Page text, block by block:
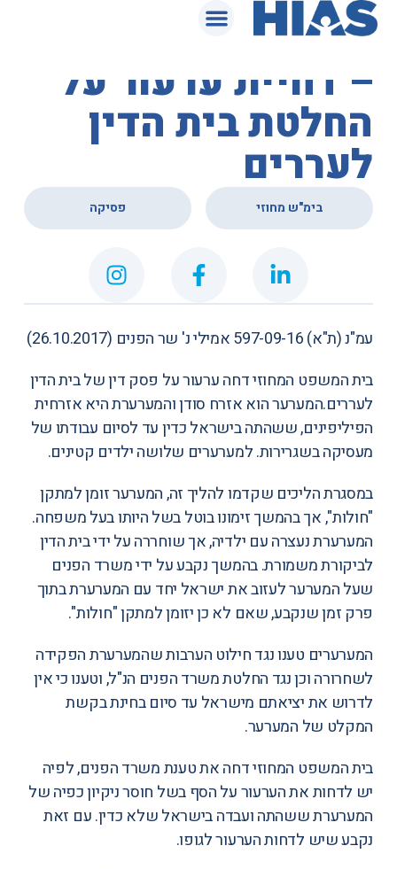
המאגר המשפטי
בית המשפט המחוזי
– דחיית ערעור על
החלטת בית הדין
לעררים
בימ"ש מחוזי פסיקה
עמ"נ (ת"א) 597-09-16 אמילי נ' שר הפנים (26.10.2017)
בית המשפט המחוזי דחה ערעור על פסק דין של בית הדין
לעררים.המערער הוא אזרח סודן והמערערת היא אזרחית
הפיליפינים, ששהתה בישראל כדין עד לסיום עבודתו של
מעסיקה בשגרירות. למערערים שלושה ילדים קטינים.
במסגרת הליכים שקדמו להליך זה, המערער זומן למתקן
"חולות", אך בהמשך זימונו בוטל בשל היותו בעל משפחה.
המערערת נעצרה עם ילדיה, אך שוחררה על ידי בית הדין
לביקורת משמורת. בהמשך נקבע על ידי משרד הפנים
שעל המערער לעזוב את ישראל יחד עם המערערת בתוך
פרק זמן שנקבע, שאם לא כן יזומן למתקן "חולות".
המערערים טענו נגד חילוט הערבות שהמערערת הפקידה
לשחרורה וכן נגד החלטת משרד הפנים הנ"ל, וטענו כי אין
לדרוש את יציאתם מישראל עד סיום בחינת בקשת
המקלט של המערער.
בית המשפט המחוזי דחה את טענת משרד הפנים, לפיה
יש לדחות את הערעור על הסף בשל חוסר ניקיון כפיה של
המערערת ששהתה ועבדה בישראל שלא כדין. עם זאת
נקבע שיש לדחות הערעור לגופו.